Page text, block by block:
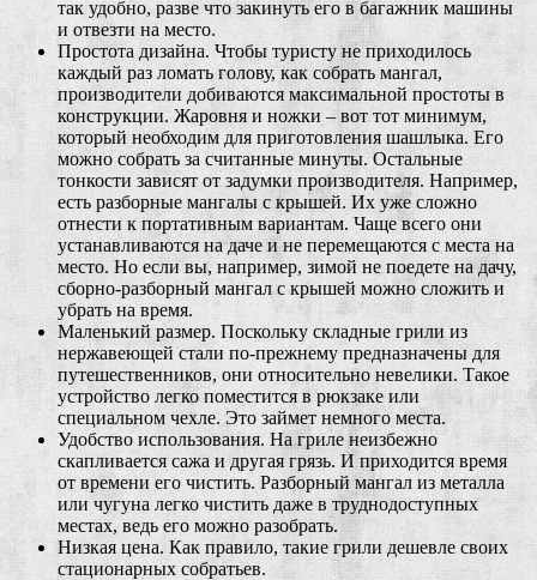
так удобно, разве что закинуть его в багажник машины
и отвезти на место.
Простота дизайна. Чтобы туристу не приходилось
каждый раз ломать голову, как собрать мангал,
производители добиваются максимальной простоты в
конструкции. Жаровня и ножки – вот тот минимум,
который необходим для приготовления шашлыка. Его
можно собрать за считанные минуты. Остальные
тонкости зависят от задумки производителя. Например,
есть разборные мангалы с крышей. Их уже сложно
отнести к портативным вариантам. Чаще всего они
устанавливаются на даче и не перемещаются с места на
место. Но если вы, например, зимой не поедете на дачу,
сборно-разборный мангал с крышей можно сложить и
убрать на время.
Маленький размер. Поскольку складные грили из
нержавеющей стали по-прежнему предназначены для
путешественников, они относительно невелики. Такое
устройство легко поместится в рюкзаке или
специальном чехле. Это займет немного места.
Удобство использования. На гриле неизбежно
скапливается сажа и другая грязь. И приходится время
от времени его чистить. Разборный мангал из металла
или чугуна легко чистить даже в труднодоступных
местах, ведь его можно разобрать.
Низкая цена. Как правило, такие грили дешевле своих
стационарных собратьев.